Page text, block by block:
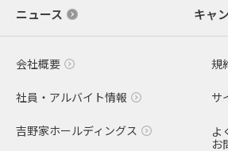
ニュース キャ
会社概要 規
社員・アルバイト情報 サ
吉野家ホールディングス
よ
お